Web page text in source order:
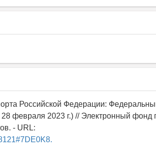
Российской Федерации:
февраля 2023 г.) // Электронный фонд
- URL: